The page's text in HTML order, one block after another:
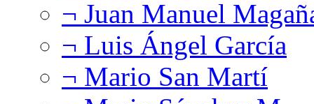
¬ Juan Manuel
¬ Luis Ángel García
¬ Mario San Martí